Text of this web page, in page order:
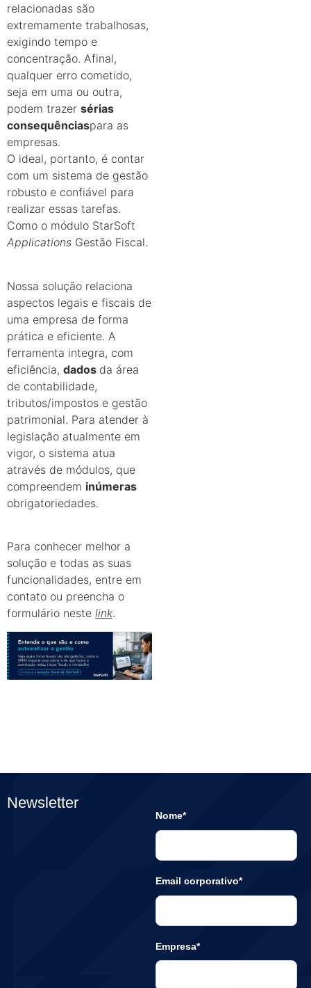
relacionadas são
extremamente trabalhosas,
exigindo tempo e
concentração. Afinal,
qualquer erro cometido,
seja em uma ou outra,
podem trazer sérias
consequênciaspara as
empresas.
O ideal, portanto, é contar
com um sistema de gestão
robusto e confiável para
realizar essas tarefas.
Como o módulo StarSoft
Applications Gestão Fiscal.
Nossa solução relaciona
aspectos legais e fiscais de
uma empresa de forma
prática e eficiente. A
ferramenta integra, com
eficiência, dados da área
de contabilidade,
tributos/impostos e gestão
patrimonial. Para atender à
legislação atualmente em
vigor, o sistema atua
através de módulos, que
compreendem inúmeras
obrigatoriedades.
Para conhecer melhor a
solução e todas as suas
funcionalidades, entre em
contato ou preencha o
formulário neste link.
Newsletter
Nome*
Email corporativo*
Empresa*